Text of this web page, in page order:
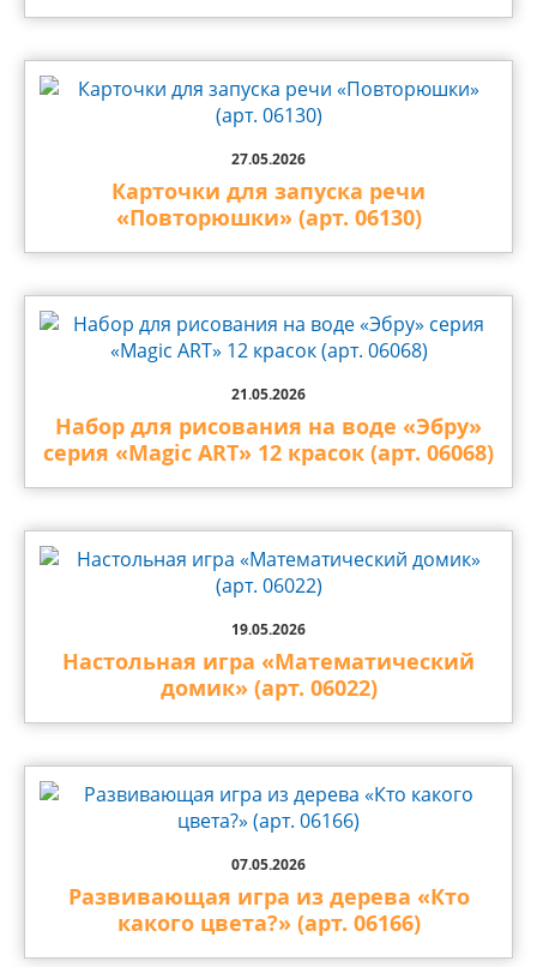
27.05.2026
Карточки для запуска речи
«Повторюшки» (арт. 06130)
21.05.2026
Набор для рисования на воде «Эбру»
серия «Magic ART» 12 красок (арт. 06068)
19.05.2026
Настольная игра «Математический
домик» (арт. 06022)
07.05.2026
Развивающая игра из дерева «Кто
какого цвета?» (арт. 06166)